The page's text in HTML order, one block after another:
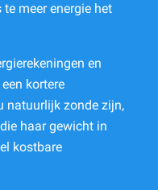
meer energie het
en
kortere
natuurlijk zonde zijn,
haar gewicht in
kostbare